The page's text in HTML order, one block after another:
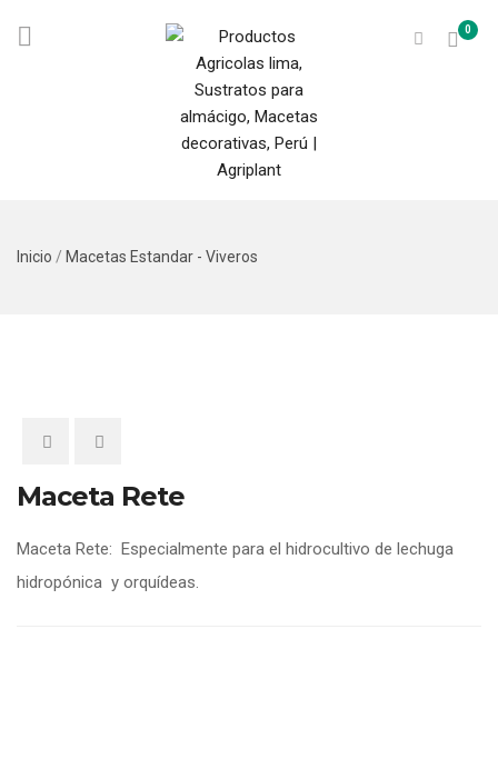
0
Inicio / Macetas Estandar - Viveros
Maceta Rete
Maceta Rete: Especialmente para el hidrocultivo de lechuga
hidropónica y orquídeas.